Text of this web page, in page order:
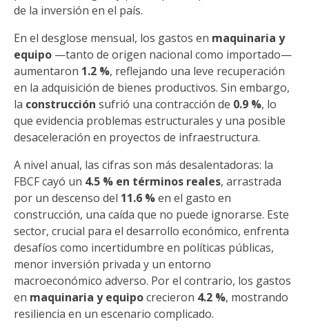
de la inversión en el país.
En el desglose mensual, los gastos en maquinaria y
equipo —tanto de origen nacional como importado—
aumentaron 1.2 %, reflejando una leve recuperación
en la adquisición de bienes productivos. Sin embargo,
la construcción sufrió una contracción de 0.9 %, lo
que evidencia problemas estructurales y una posible
desaceleración en proyectos de infraestructura.
A nivel anual, las cifras son más desalentadoras: la
FBCF cayó un 4.5 % en términos reales, arrastrada
por un descenso del 11.6 %en el gasto en
construcción, una caída que no puede ignorarse. Este
sector, crucial para el desarrollo económico, enfrenta
desafíos como incertidumbre en políticas públicas,
menor inversión privada y un entorno
macroeconómico adverso. Por el contrario, los gastos
en maquinaria y equipocrecieron 4.2 %, mostrando
resiliencia en un escenario complicado.